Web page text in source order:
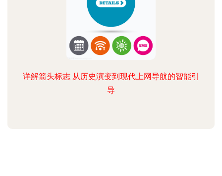
详解箭头标志 从历史演变到现代上网导航的智能引
导